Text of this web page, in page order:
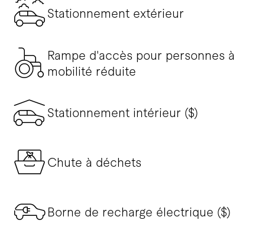
Stationnement extérieur
Rampe d'accès pour personnes à
mobilité réduite
Stationnement intérieur ($)
Chute à déchets
Borne de recharge électrique ($)